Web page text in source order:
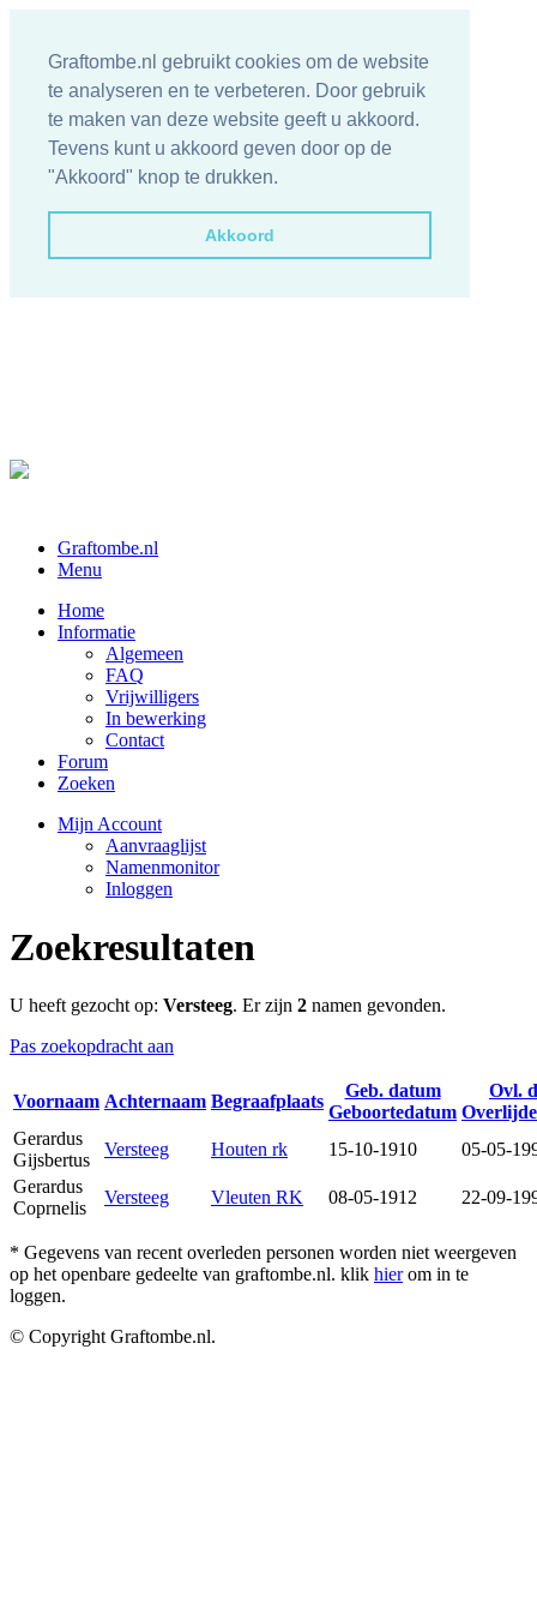
Graftombe.nl gebruikt cookies om de website
te analyseren en te verbeteren. Door gebruik
te maken van deze website geeft u akkoord.
Tevens kunt u akkoord geven door op de
"Akkoord" knop te drukken.
Akkoord
Graftombe.nl
Menu
Home
Informatie
Algemeen
FAQ
Vrijwilligers
In bewerking
Contact
Forum
Zoeken
Mijn Account
Aanvraaglijst
Namenmonitor
Inloggen
Zoekresultaten
U heeft gezocht op: Versteeg. Er zijn 2 namen gevonden.
Pas zoekopdracht aan
Voornaam Achternaam Begraafplaats
Geb. datum
Geboortedatum
Ovl.
Gerardus
Gijsbertus
Versteeg Houten rk 15-10-1910
05-05-
Gerardus
Coprnelis
Versteeg Vleuten RK 08-05-1912 22-09-
* Gegevens van recent overleden personen worden niet weergeven
op het openbare gedeelte van graftombe.nl. klik hierom in te
loggen.
© Copyright Graftombe.nl.